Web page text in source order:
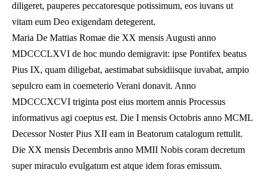
diligeret, pauperes peccatoresque potissimum, eos iuvans ut
vitam eum Deo exigendam detegerent.
Maria De Mattias Romae die XX mensis Augusti anno
MDCCCLXVI de hoc mundo demigravit: ipse Pontifex beatus
Pius IX, quam diligebat, aestimabat subsidiisque iuvabat, ampio
sepulcro eam in coemeterio Verani donavit. Anno
MDCCCXCVI triginta post eius mortem annis Processus
informativus agi coeptus est. Die I mensis Octobris anno MCML
Decessor Noster Pius XII eam in Beatorum catalogum rettulit.
Die XX mensis Decembris anno MMII Nobis coram decretum
super miraculo evulgatum est atque idem foras emissum.